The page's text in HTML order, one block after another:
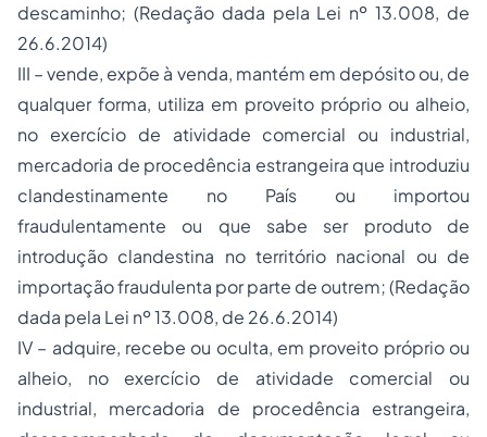
descaminho; (Redação dada pela Lei nº 13.008, de
26.6.2014)
III – vende, expõe à venda, mantém em depósito ou, de
qualquer forma, utiliza em proveito próprio ou alheio,
no exercício de atividade comercial ou industrial,
mercadoria de procedência estrangeira que introduziu
clandestinamente no País ou importou
fraudulentamente ou que sabe ser produto de
introdução clandestina no território nacional ou de
importação fraudulenta por parte de outrem; (Redação
dada pela Lei nº 13.008, de 26.6.2014)
IV – adquire, recebe ou oculta, em proveito próprio ou
alheio, no exercício de atividade comercial ou
industrial, mercadoria de procedência estrangeira,